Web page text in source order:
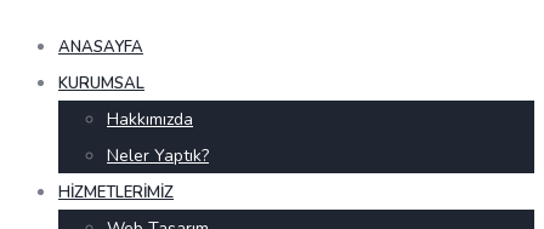
ANASAYFA
KURUMSAL
Hakkımızda
Neler Yaptık?
HIZMETLERIMIZ